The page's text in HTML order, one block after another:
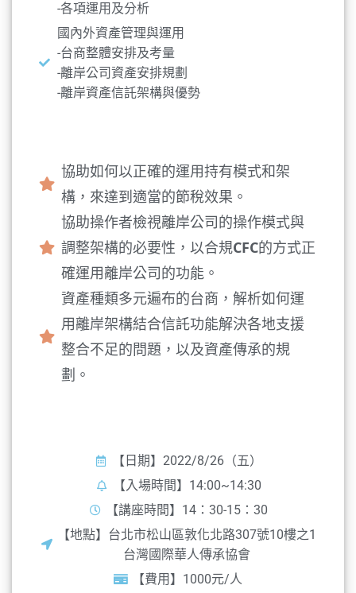
-各項運用及分析
國內外資產管理與運用
-台商整體安排及考量
-離岸公司資產安排規劃
-離岸資產信託架構與優勢
協助如何以正確的運用持有模式和架
構，來達到適當的節稅效果。
協助操作者檢視離岸公司的操作模式與
調整架構的必要性，以合規CFC的方式正
確運用離岸公司的功能。
資產種類多元遍布的台商，解析如何運
用離岸架構結合信託功能解決各地支援
整合不足的問題，以及資產傳承的規
劃。
【日期】2022/8/26（五）
【入場時間】14:00~14:30
【講座時間】14：30-15：30
【地點】台北市松山區敦化北路307號10樓之1
台灣國際華人傳承協會
【費用】1000元/人